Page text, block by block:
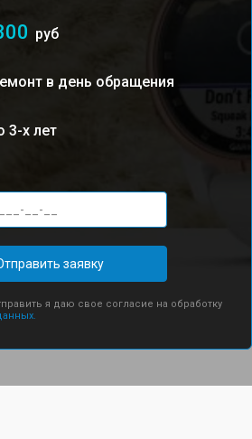
руб
в день обращения
3-х лет
заявку
я даю свое согласие на обработку